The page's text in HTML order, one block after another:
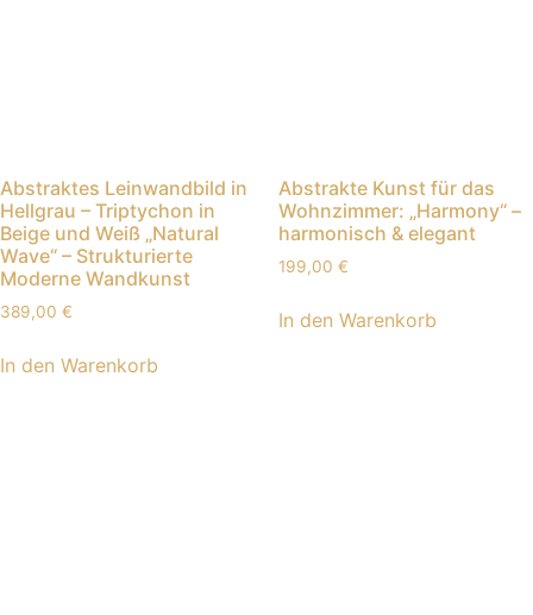
Abstraktes Leinwandbild in
Hellgrau – Triptychon in
Beige und Weiß „Natural
Wave“ – Strukturierte
Moderne Wandkunst
389,00 €
In den Warenkorb
Abstrakte Kunst für das
Wohnzimmer: „Harmony“ –
harmonisch & elegant
199,00 €
In den Warenkorb